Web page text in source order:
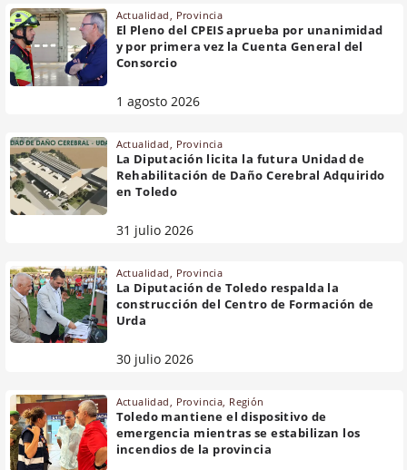
Actualidad, Provincia
El Pleno del CPEIS aprueba por unanimidad
y por primera vez la Cuenta General del
Consorcio
1 agosto 2026
Actualidad Provincia
La Diputación licita la futura Unidad de
Rehabilitación de Daño Cerebral Adquirido
en Toledo
31 julio 2026
Actualidad Provincia
La Diputación de Toledo respalda la
construcción del Centro de Formación de
Urda
30 julio 2026
Actualidad Provincia Región
Toledo mantiene el dispositivo de
emergencia mientras se estabilizan los
incendios de la provincia